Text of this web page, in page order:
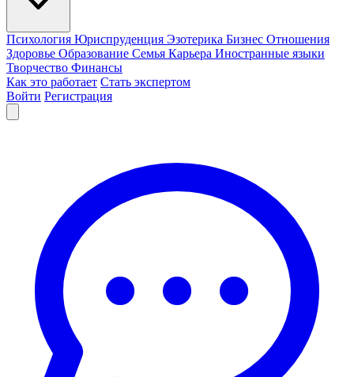
Психология Юриспруденция Эзотерика Бизнес Отношения
Здоровье Образование Семья Карьера Иностранные языки
Творчество Финансы
Как это работает Стать экспертом
Войти Регистрация